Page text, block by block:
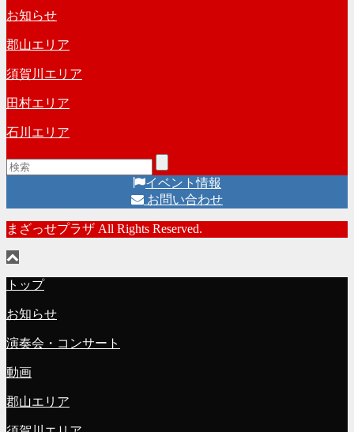
お知らせ
郡山エリア
須賀川エリア
田村エリア
石川エリア
イベント情報
お問い合わせ
まざっせプラザ All Rights Reserved.
トップ
お知らせ
演奏会・コンサート
動画
郡山エリア